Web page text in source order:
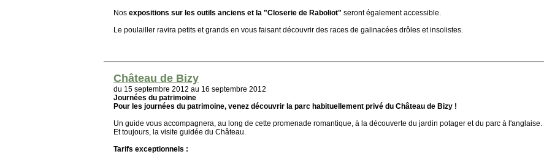
Nos expositions sur les outils anciens et la "Closerie de Raboliot" seront également accessible.
Le poulailler ravira petits et grands en vous faisant découvrir des races de galinacées drôles et insolistes.
Château de Bizy
du 15 septembre 2012 au 16 septembre 2012
Journées du patrimoine
Pour les journées du patrimoine, venez découvrir la parc habituellement privé du Château de Bizy !
Un guide vous accompagnera, au long de cette promenade romantique, à la découverte du jardin potager et du parc à l'anglaise.
Et toujours, la visite guidée du Château.
Tarifs exceptionnels :